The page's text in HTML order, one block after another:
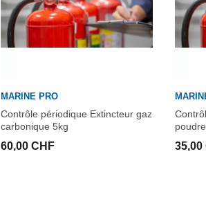
MARINE PRO
Contrôle périodique Extincteur gaz
carbonique 5kg
60,00 CHF 35,00